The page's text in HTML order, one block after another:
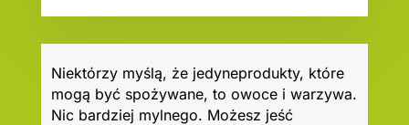
Niektórzy myślą, że jedyneprodukty, które
mogą być spożywane, to owoce i warzywa.
Nic bardziej mylnego. Możesz jeść